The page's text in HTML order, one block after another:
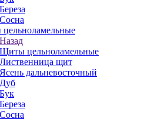
Береза
Сосна
Назад
Щиты цельноламельные
Лиственница щит
Ясень дальневосточный
Дуб
Бук
Береза
Сосна